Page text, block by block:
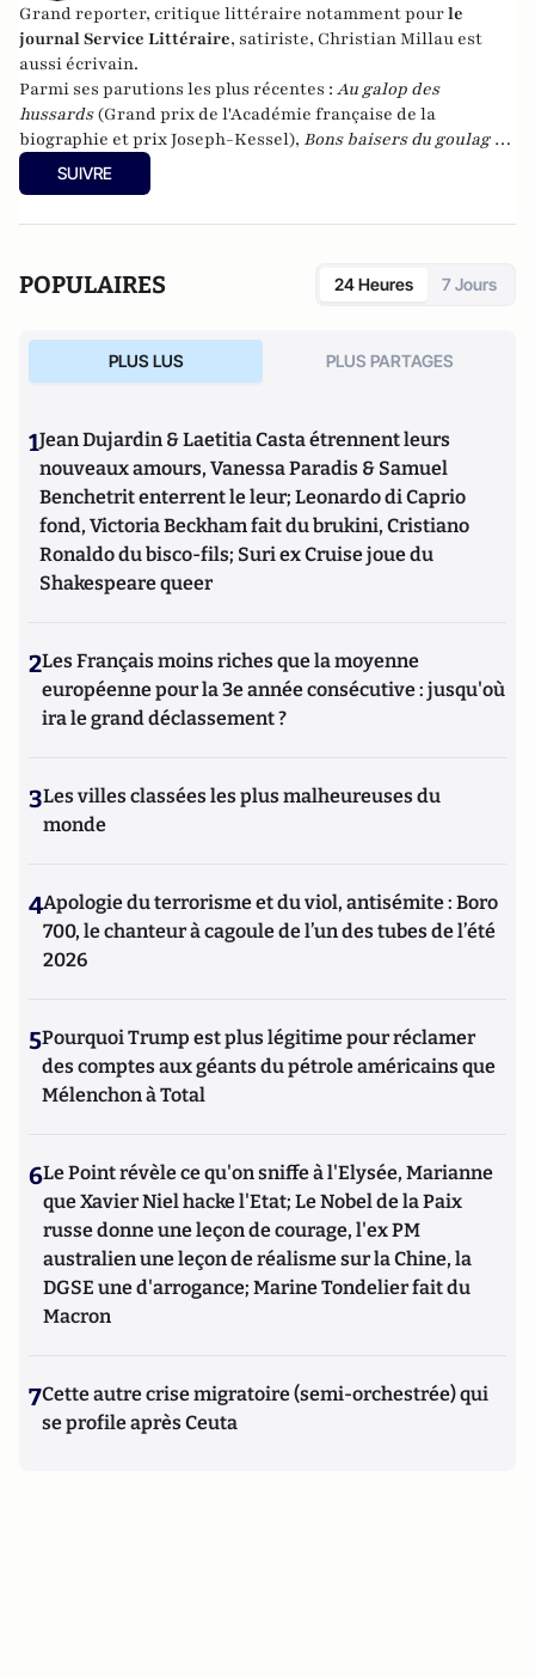
Grand reporter, critique littéraire notamment pourle
journal Service Littéraire, satiriste, Christian Millau est
aussi écrivain.
Parmi ses parutions les plus récentes : Au galop des
hussards(Grand prix de l'Académie française de la
biographie et prix Joseph-Kessel), Bons baisers du goulaget
aux éditions du Rocher,
impoli
(prix du livre incorrect 2011),
SUIVRE
POPULAIRES 24 Heures 7 Jours
PLUS LUS PLUS PARTAGES
1Jean Dujardin & Laetitia Casta étrennent leurs
nouveaux amours, Vanessa Paradis & Samuel
Benchetrit enterrent le leur; Leonardo di Caprio
fond, Victoria Beckham fait du brukini, Cristiano
Ronaldo du bisco-fils; Suri ex Cruise joue du
Shakespeare queer
2Les Français moins riches que la moyenne
européenne pour la 3e année consécutive : jusqu'où
ira le grand déclassement ?
3Les villes classées les plus malheureuses du
monde
4Apologie du terrorisme et du viol, antisémite : Boro
700, le chanteur à cagoule de l’un des tubes de l’été
2026
5Pourquoi Trump est plus légitime pour réclamer
des comptes aux géants du pétrole américains que
Mélenchon à Total
6Le Point révèle ce qu'on sniffe à l'Elysée, Marianne
que Xavier Niel hacke l'Etat; Le Nobel de la Paix
russe donne une leçon de courage, l'ex PM
australien une leçon de réalisme sur la Chine, la
DGSE une d'arrogance; Marine Tondelier fait du
Macron
7Cette autre crise migratoire (semi-orchestrée) qui
se profile après Ceuta